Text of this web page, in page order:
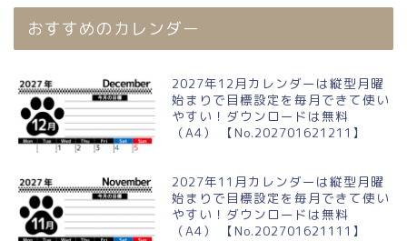
おすすめのカレンダー
2027年12月カレンダーは縦型月曜
始まりで目標設定を毎月できて使い
やすい！ダウンロードは無料
（A4） 【No.202701621211】
2027年11月カレンダーは縦型月曜
始まりで目標設定を毎月できて使い
やすい！ダウンロードは無料
（A4） 【No.202701621111】